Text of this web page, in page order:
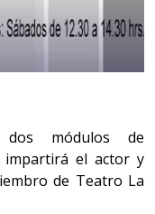
módulos de
impartirá el actor y
de Teatro La